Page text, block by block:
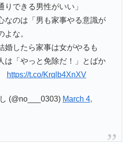
できる男性がいい」
なのは「男も家事やる意識が
よな。
婚したら家事は女がやるも
は「やっと免除だ！」とばか
https://t.co/Krqlb4XnXV
(@no___0303) March 4,